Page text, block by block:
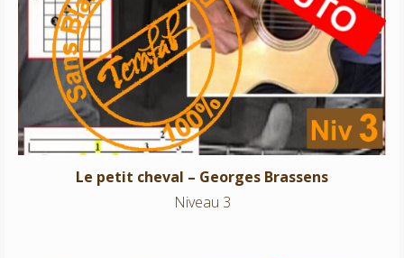
Le petit cheval – Georges Brassens
Niveau 3
Le petit cheval – Georges Brassens
Niveau 3